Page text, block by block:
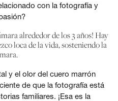
con la fotografía y
alrededor de los 3 años! Hay
loca de la vida, sosteniendo la
y el olor del cuero marrón
de que la fotografía está
familiares. ¡Esa es la